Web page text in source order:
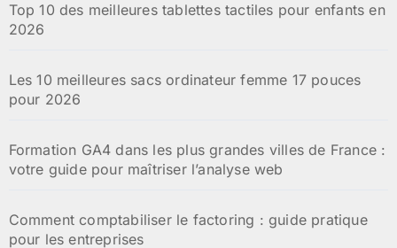
Top 10 des meilleures tablettes tactiles pour enfants en
2026
Les 10 meilleures sacs ordinateur femme 17 pouces
pour 2026
Formation GA4 dans les plus grandes villes de France :
votre guide pour maîtriser l’analyse web
Comment comptabiliser le factoring : guide pratique
pour les entreprises